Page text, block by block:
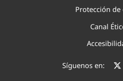
Protección de
Canal
Síguenos en: